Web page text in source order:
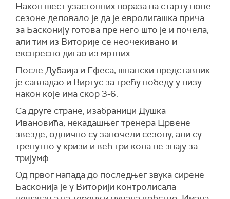
Након шест узастопних пораза на старту нове
сезоне деловало је да је евролигашка прича
за Басконију готова пре него што је и почела,
али тим из Виторије се неочекивано и
експресно дигао из мртвих.
После Дубаија и Ефеса, шпански представник
је савладао и Виртус за трећу победу у низу
након које има скор 3-6.
Са друге стране, изабраници Душка
Ивановића, некадашњег тренера Црвене
звезде, одлично су започели сезону, али су
тренутно у кризи и већ три кола не знају за
тријумф.
Од првог напада до последњег звука сирене
Басконија је у Виторији контролисала